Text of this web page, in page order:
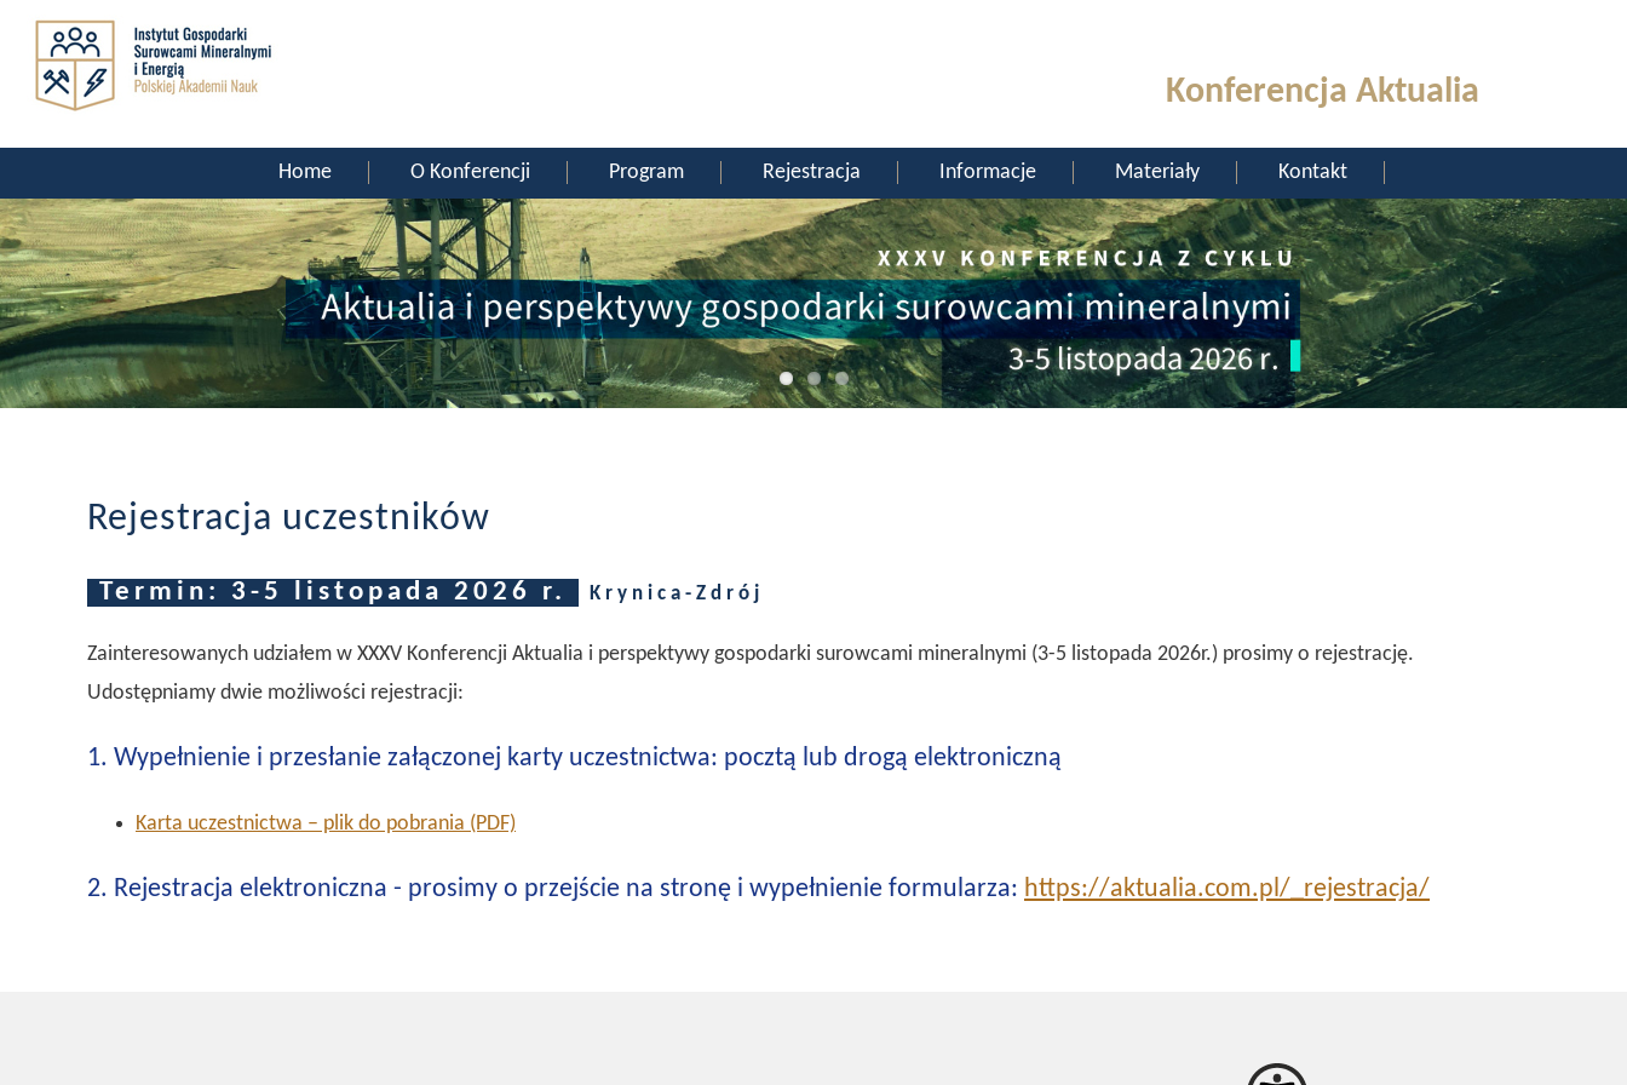
Konferencja Aktualia
Home O Konferencji Program Rejestracja Informacje Materiały Kontakt
Rejestracja uczestników
Termin: 3-5 listopada 2026 r. Krynica-Zdrój
Zainteresowanych udziałem w XXXV Konferencji Aktualia i perspektywy gospodarki surowcami mineralnymi (3-5 listopada 2026r.) prosimy o rejestrację.
Udostępniamy dwie możliwości rejestracji:
1. Wypełnienie i przesłanie załączonej karty uczestnictwa: pocztą lub drogą elektroniczną
Karta uczestnictwa – plik do pobrania (PDF)
2. Rejestracja elektroniczna - prosimy o przejście na stronę i wypełnienie formularza: https://aktualia.com.pl/_rejestracja/